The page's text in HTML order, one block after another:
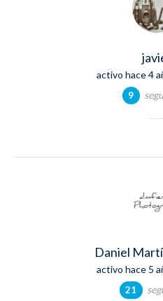
activo hace 4
9
Daniel
activo hace 5
21